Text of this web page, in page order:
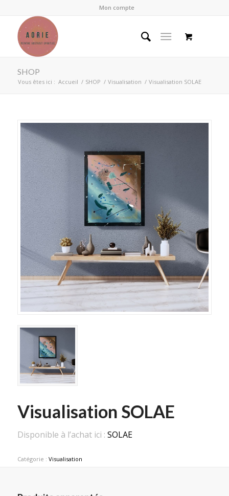
Mon compte
SHOP
Vous êtes ici : Accueil / SHOP / Visualisation / Visualisation SOLAE
Visualisation SOLAE
Disponible à l’achat ici : SOLAE
Catégorie : Visualisation